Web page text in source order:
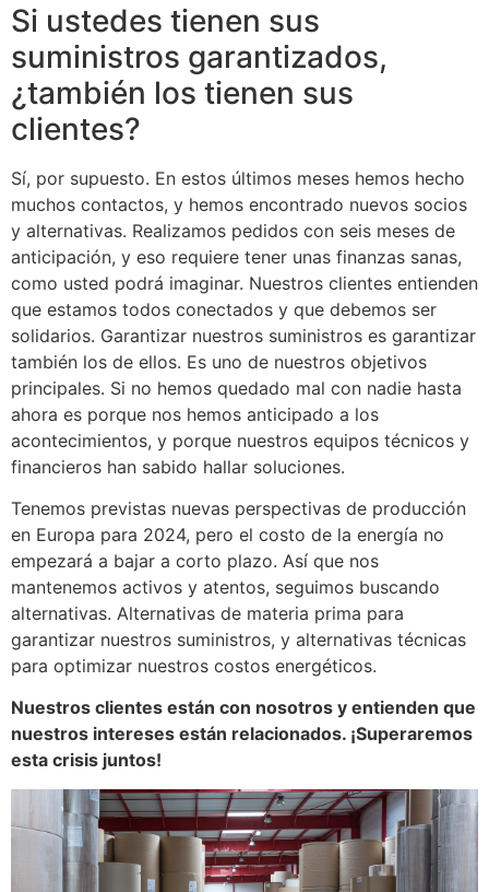
Si ustedes tienen sus
suministros garantizados,
¿también los tienen sus
clientes?
Sí, por supuesto. En estos últimos meses hemos hecho
muchos contactos, y hemos encontrado nuevos socios
y alternativas. Realizamos pedidos con seis meses de
anticipación, y eso requiere tener unas finanzas sanas,
como usted podrá imaginar. Nuestros clientes entienden
que estamos todos conectados y que debemos ser
solidarios. Garantizar nuestros suministros es garantizar
también los de ellos. Es uno de nuestros objetivos
principales. Si no hemos quedado mal con nadie hasta
ahora es porque nos hemos anticipado a los
acontecimientos, y porque nuestros equipos técnicos y
financieros han sabido hallar soluciones.
Tenemos previstas nuevas perspectivas de producción
en Europa para 2024, pero el costo de la energía no
empezará a bajar a corto plazo. Así que nos
mantenemos activos y atentos, seguimos buscando
alternativas. Alternativas de materia prima para
garantizar nuestros suministros, y alternativas técnicas
para optimizar nuestros costos energéticos.
Nuestros clientes están con nosotros y entienden que
nuestros intereses están relacionados. ¡Superaremos
esta crisis juntos!